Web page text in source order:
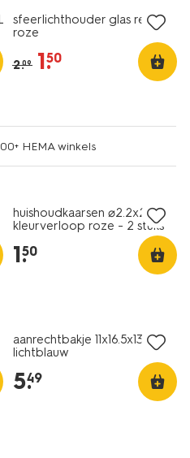
sfeerlichthouder glas retro
roze
2.09 1.
50
HEMA winkels
vegan
huishoudkaarsen ⌀2.2x25cm
kleurverloop roze - 2 stuks
1.
50
aanrechtbakje 11x16.5x13.5cm
lichtblauw
5.
49